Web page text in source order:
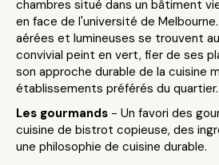
chambres situé dans un bâtiment
en face de l'université de
aérées et lumineuses se trouvent
convivial peint en vert, fier de ses
son approche durable de la cuisine
établissements préférés du quartier.
Les gourmands - Un favori des
cuisine de bistrot copieuse, des
une philosophie de cuisine durable.